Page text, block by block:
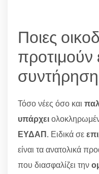
Ποιες
Τόσο νέες όσο και
υπάρχει
ΕΥΔΑΠ. Ειδικά σε
είναι τα ανατολικά
που διασφαλίζει την